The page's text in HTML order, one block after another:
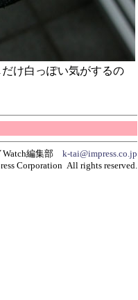
け白っぽい気がするの
Watch編集部 k-tai@impress.co.jp
Corporation All rights reserved.